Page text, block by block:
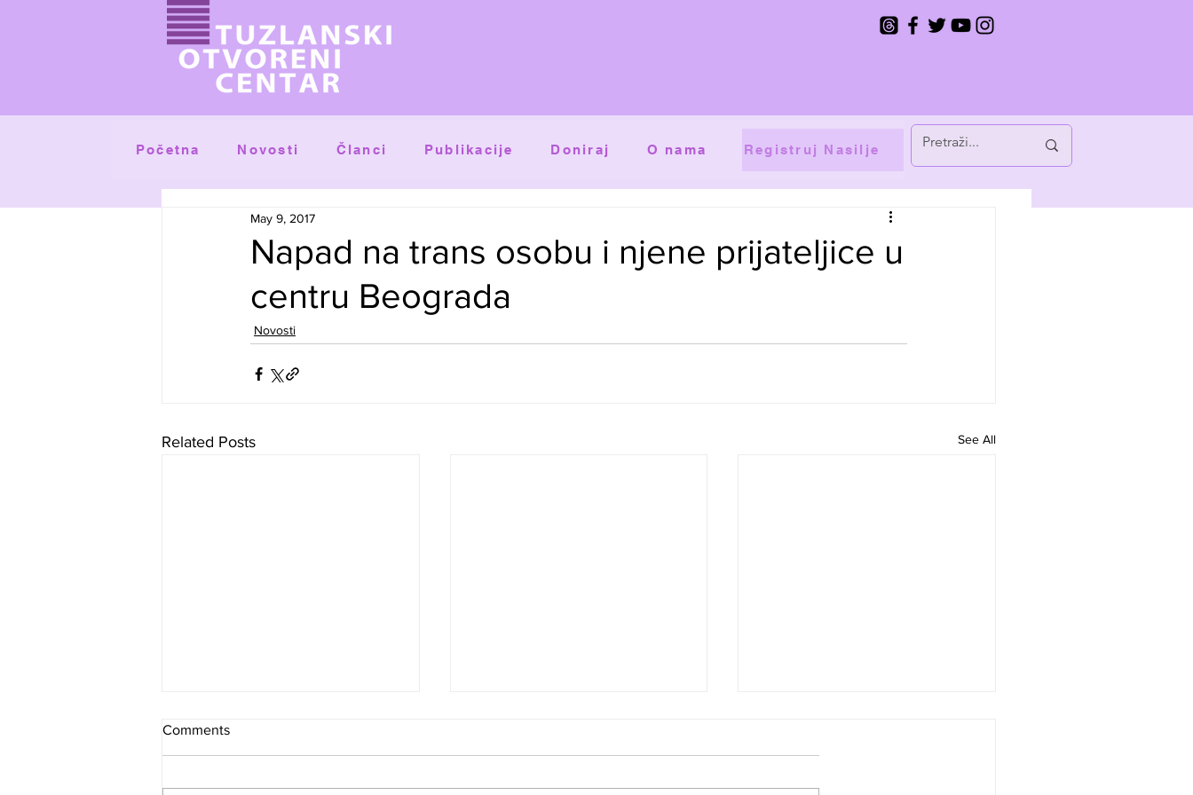
Početna Novosti Članci Publikacije Doniraj O nama Registruj Nasilje
Napad na trans osobu i njene prijateljice u
centru Beograda
May 9, 2017
Novosti
Related Posts See All
Comments